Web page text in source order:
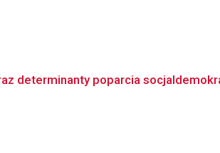
determinanty poparcia